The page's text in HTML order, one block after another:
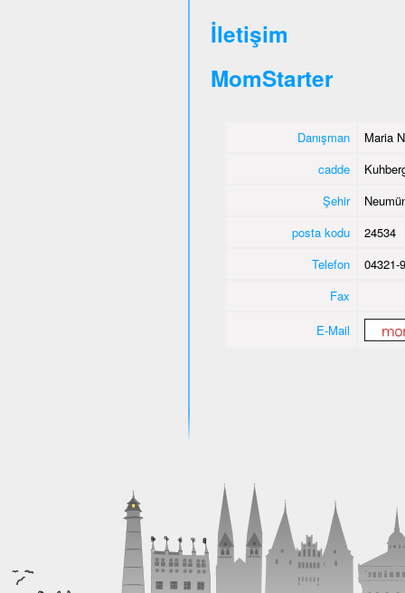
İletişim
MomStarter
Danışman
Maria
cadde
Şehir
posta kodu
24534
Telefon
04321-
Fax
E-Mail